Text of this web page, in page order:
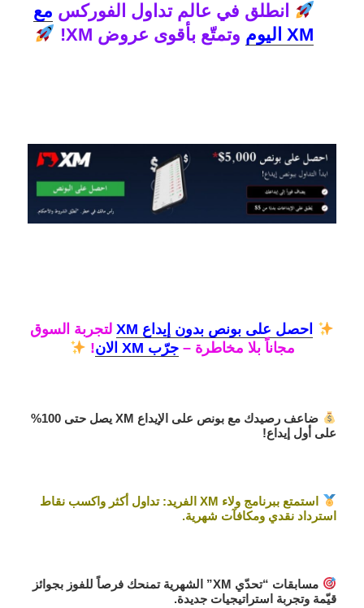
انطلق في عالم تداول الفوركس مع
XM اليوم
وتمتّع بأقوى عروض XM!
احصل على بونص بدون إيداع XM
لتجربة السوق
مجاناً بلا مخاطرة –جرّب XM الان !
ضاعف رصيدك مع بونص على الإيداع XM
يصل حتى 100%
على أول إيداع!
استمتع ببرنامج ولاء XM الفريد: تداول أكثر واكسب نقاط
استرداد نقدي ومكافآت شهرية.
مسابقات “تحدّي XM” الشهرية تمنحك فرصاً للفوز بجوائز
قيّمة وتجربة استراتيجيات جديدة.